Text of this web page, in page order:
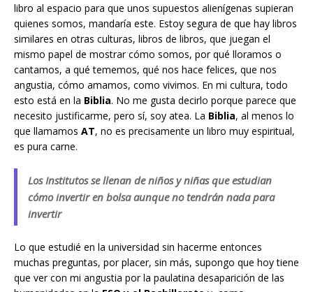
libro al espacio para que unos supuestos alienígenas supieran
quienes somos, mandaría este. Estoy segura de que hay libros
similares en otras culturas, libros de libros, que juegan el
mismo papel de mostrar cómo somos, por qué lloramos o
cantamos, a qué tememos, qué nos hace felices, que nos
angustia, cómo amamos, como vivimos. En mi cultura, todo
esto está en la Biblia. No me gusta decirlo porque parece que
necesito justificarme, pero sí, soy atea. La Biblia, al menos lo
que llamamos AT, no es precisamente un libro muy espiritual,
es pura carne.
Los Institutos se llenan de niños y niñas que estudian
cómo invertir en bolsa aunque no tendrán nada para
invertir
Lo que estudié en la universidad sin hacerme entonces
muchas preguntas, por placer, sin más, supongo que hoy tiene
que ver con mi angustia por la paulatina desaparición de las